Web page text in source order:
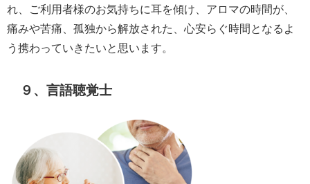
れ、ご利用者様のお気持ちに耳を傾け、アロマの時間が、
痛みや苦痛、孤独から解放された、心安らぐ時間となるよ
う携わっていきたいと思います。
９、言語聴覚士